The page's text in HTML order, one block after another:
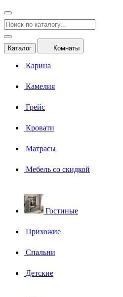
Каталог Комнаты
Карина
Камелия
Грейс
Кровати
Матрасы
Мебель со скидкой
Гостиные
Прихожие
Спальни
Детские